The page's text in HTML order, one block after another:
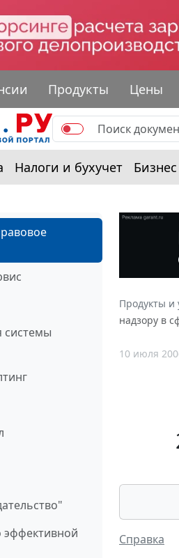
Продукты Цены
Налоги и бухучет Бизнес
системы
эффективной
Продукты и
надзору в
10 июля
Справка